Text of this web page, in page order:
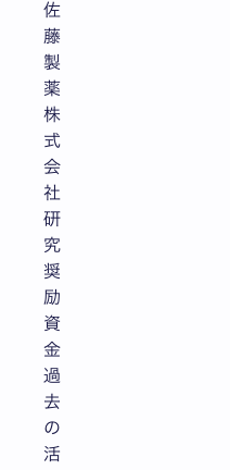
佐
藤
製
薬
株
式
会
社
研
究
奨
励
資
金
過
去
の
活